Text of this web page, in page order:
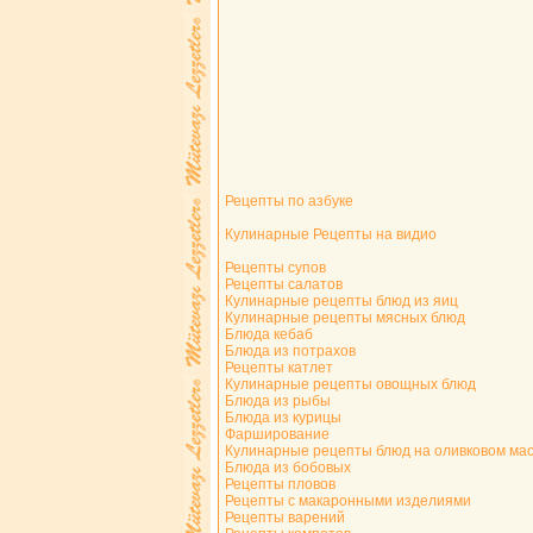
Рецепты по азбуке
Кулинарные Рецепты на видио
Рецепты супов
Рецепты салатов
Кулинарные рецепты блюд из яиц
Кулинарные рецепты мясных блюд
Блюда кебаб
Блюда из потрахов
Рецепты катлет
Кулинарные рецепты овощных блюд
Блюда из рыбы
Блюда из курицы
Фарширование
Кулинарные рецепты блюд на оливковом
Блюда из бобовых
Рецепты пловов
Рецепты с макаронными изделиями
Рецепты варений